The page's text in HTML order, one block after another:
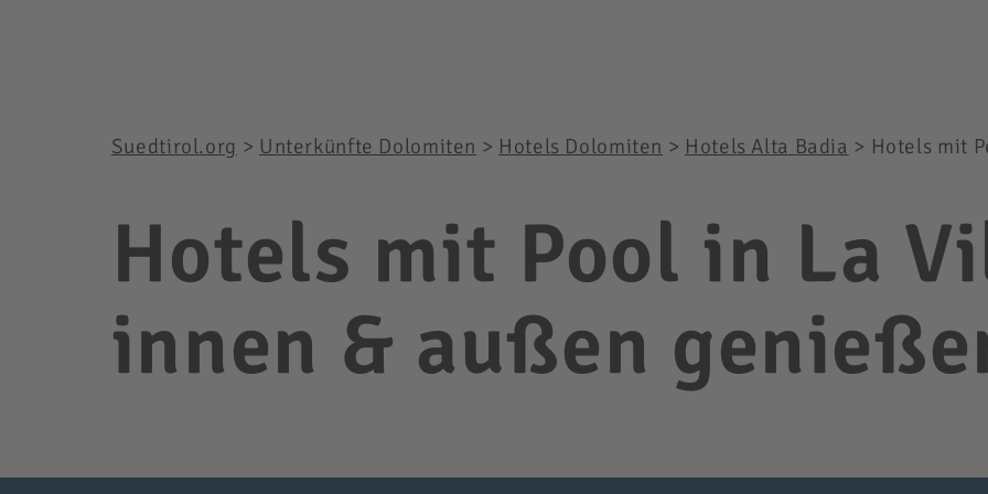
Suedtirol.org > Unterkünfte Dolomiten > Hotels Dolomiten > Hotels Alta Badia > Hotels mit
Hotels mit Pool in La
innen & außen